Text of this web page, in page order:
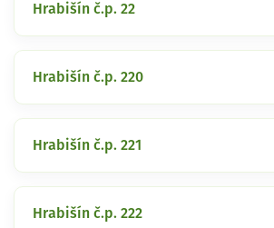
Hrabišín č.p. 22
Hrabišín č.p. 220
Hrabišín č.p. 221
Hrabišín č.p. 222